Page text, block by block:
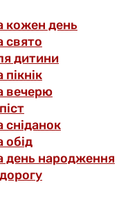
кожен день
свято
дитини
вечерю
обід
день народження